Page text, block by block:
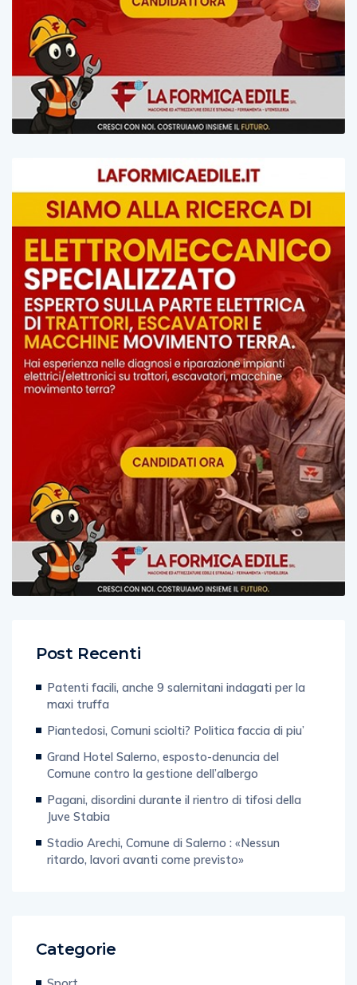
Post Recenti
Patenti facili, anche 9 salernitani indagati per la
maxi truffa
Piantedosi, Comuni sciolti? Politica faccia di piu’
Grand Hotel Salerno, esposto-denuncia del
Comune contro la gestione dell’albergo
Pagani, disordini durante il rientro di tifosi della
Juve Stabia
Stadio Arechi, Comune di Salerno : «Nessun
ritardo, lavori avanti come previsto»
Categorie